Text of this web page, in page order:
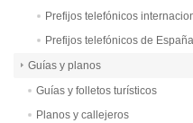
Prefijos telefónicos
Prefijos telefónicos de España
Guías y planos
Guías y folletos turísticos
Planos y callejeros